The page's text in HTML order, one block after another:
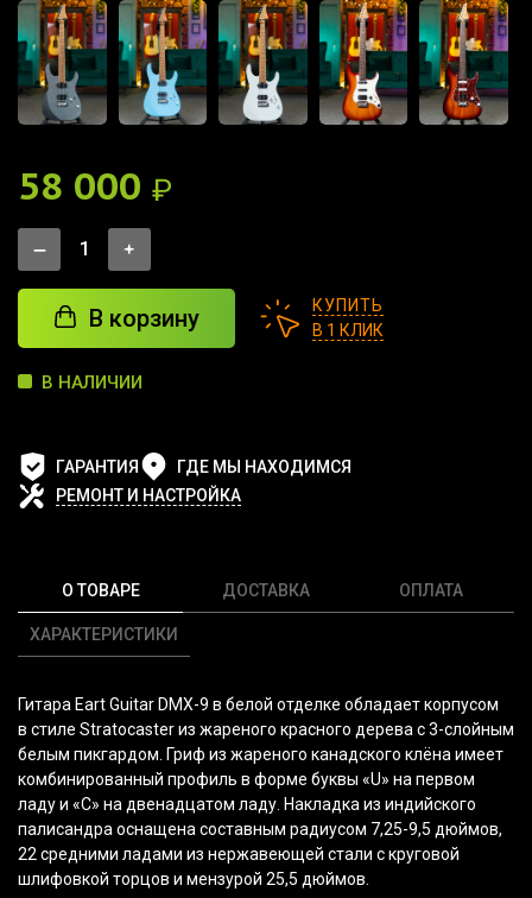
58 000 ₽
В корзину
КУПИТЬ
В 1 КЛИК
В НАЛИЧИИ
ГАРАНТИЯ
ГДЕ МЫ НАХОДИМСЯ
РЕМОНТ И НАСТРОЙКА
О ТОВАРЕ
ХАРАКТЕРИСТИКИ
ДОСТАВКА ОПЛАТА
Гитара Eart Guitar DMX-9 в белой отделке обладает корпусом
в стиле Stratocaster из жареного красного дерева с 3-слойным
белым пикгардом. Гриф из жареного канадского клёна имеет
комбинированный профиль в форме буквы «U» на первом
ладу и «C» на двенадцатом ладу. Накладка из индийского
палисандра оснащена составным радиусом 7,25-9,5 дюймов,
22 средними ладами из нержавеющей стали с круговой
шлифовкой торцов и мензурой 25,5 дюймов.